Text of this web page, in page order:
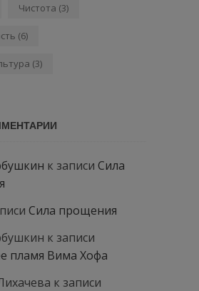
Чистота (3)
(6)
(3)
к записи Сила
Сила прощения
к записи
пламя Вима Хофа
к записи